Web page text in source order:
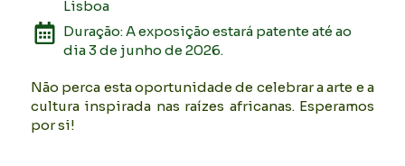
Lisboa
Duração: A exposição estará patente até ao
dia 3 de junho de 2026.
Não perca esta oportunidade de celebrar a arte e a
cultura inspirada nas raízes africanas. Esperamos
por si!